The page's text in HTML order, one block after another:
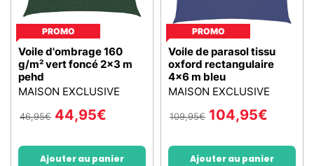
PROMO
Voile d'ombrage 160
g/m² vert foncé 2x3 m
pehd
MAISON EXCLUSIVE
46,95€ 44,95€
Ajouter au panier
PROMO
Voile de parasol tissu
oxford rectangulaire
4x6 m bleu
MAISON EXCLUSIVE
109,95€ 104,95€
Ajouter au panier